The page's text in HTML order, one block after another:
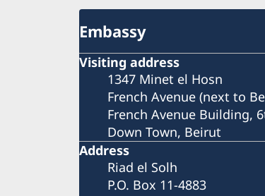
Embassy
Visiting address
1347 Minet el Hosn
French Avenue (next to
French Avenue Building,
Down Town, Beirut
Address
Riad el Solh
P.O. Box 11-4883